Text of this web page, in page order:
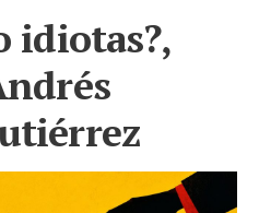
idiotas?,